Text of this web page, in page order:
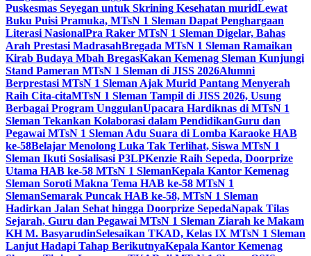
Puskesmas Seyegan untuk Skrining Kesehatan muridLewat
Buku Puisi Pramuka, MTsN 1 Sleman Dapat Penghargaan
Literasi NasionalPra Raker MTsN 1 Sleman Digelar, Bahas
Arah Prestasi MadrasahBregada MTsN 1 Sleman Ramaikan
Kirab Budaya Mbah BregasKakan Kemenag Sleman Kunjungi
Stand Pameran MTsN 1 Sleman di JISS 2026Alumni
Berprestasi MTsN 1 Sleman Ajak Murid Pantang Menyerah
Raih Cita-citaMTsN 1 Sleman Tampil di JISS 2026, Usung
Berbagai Program UnggulanUpacara Hardiknas di MTsN 1
Sleman Tekankan Kolaborasi dalam PendidikanGuru dan
Pegawai MTsN 1 Sleman Adu Suara di Lomba Karaoke HAB
ke-58Belajar Menolong Luka Tak Terlihat, Siswa MTsN 1
Sleman Ikuti Sosialisasi P3LPKenzie Raih Sepeda, Doorprize
Utama HAB ke-58 MTsN 1 SlemanKepala Kantor Kemenag
Sleman Soroti Makna Tema HAB ke-58 MTsN 1
SlemanSemarak Puncak HAB ke-58, MTsN 1 Sleman
Hadirkan Jalan Sehat hingga Doorprize SepedaNapak Tilas
Sejarah, Guru dan Pegawai MTsN 1 Sleman Ziarah ke Makam
KH M. BasyarudinSelesaikan TKAD, Kelas IX MTsN 1 Sleman
Lanjut Hadapi Tahap BerikutnyaKepala Kantor Kemenag